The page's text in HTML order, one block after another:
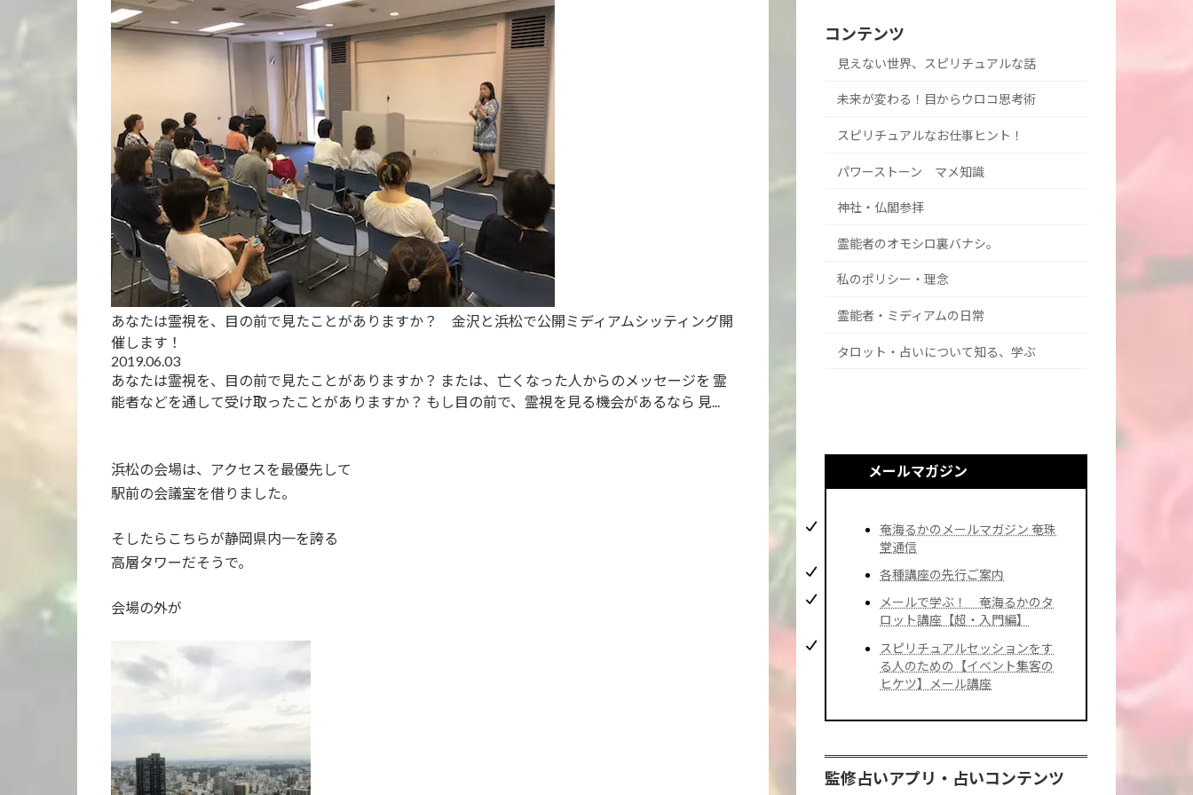
あなたは霊視を、目の前で見たことがありますか？ 金沢と浜松で公開ミディアムシッティング開
催します！
2019.06.03
あなたは霊視を、目の前で見たことがありますか？ または、亡くなった人からのメッセージを 霊
能者などを通して受け取ったことがありますか？ もし目の前で、霊視を見る機会があるなら 見...
浜松の会場は、アクセスを最優先して
駅前の会議室を借りました。
そしたらこちらが静岡県内一を誇る
高層タワーだそうで。
会場の外が
コンテンツ
見えない世界、スピリチュアルな話
未来が変わる！目からウロコ思考術
スピリチュアルなお仕事ヒント！
パワーストーン マメ知識
神社・仏閣参拝
霊能者のオモシロ裏バナシ。
私のポリシー・理念
霊能者・ミディアムの日常
タロット・占いについて知る、学ぶ
メールマガジン
奄海るかのメールマガジン 奄珠
堂通信
各種講座の先行ご案内
メールで学ぶ！ 奄海るかのタ
ロット講座【超・入門編】
スピリチュアルセッションをす
る人のための【イベント集客の
ヒケツ】メール講座
監修占いアプリ・占いコンテンツ